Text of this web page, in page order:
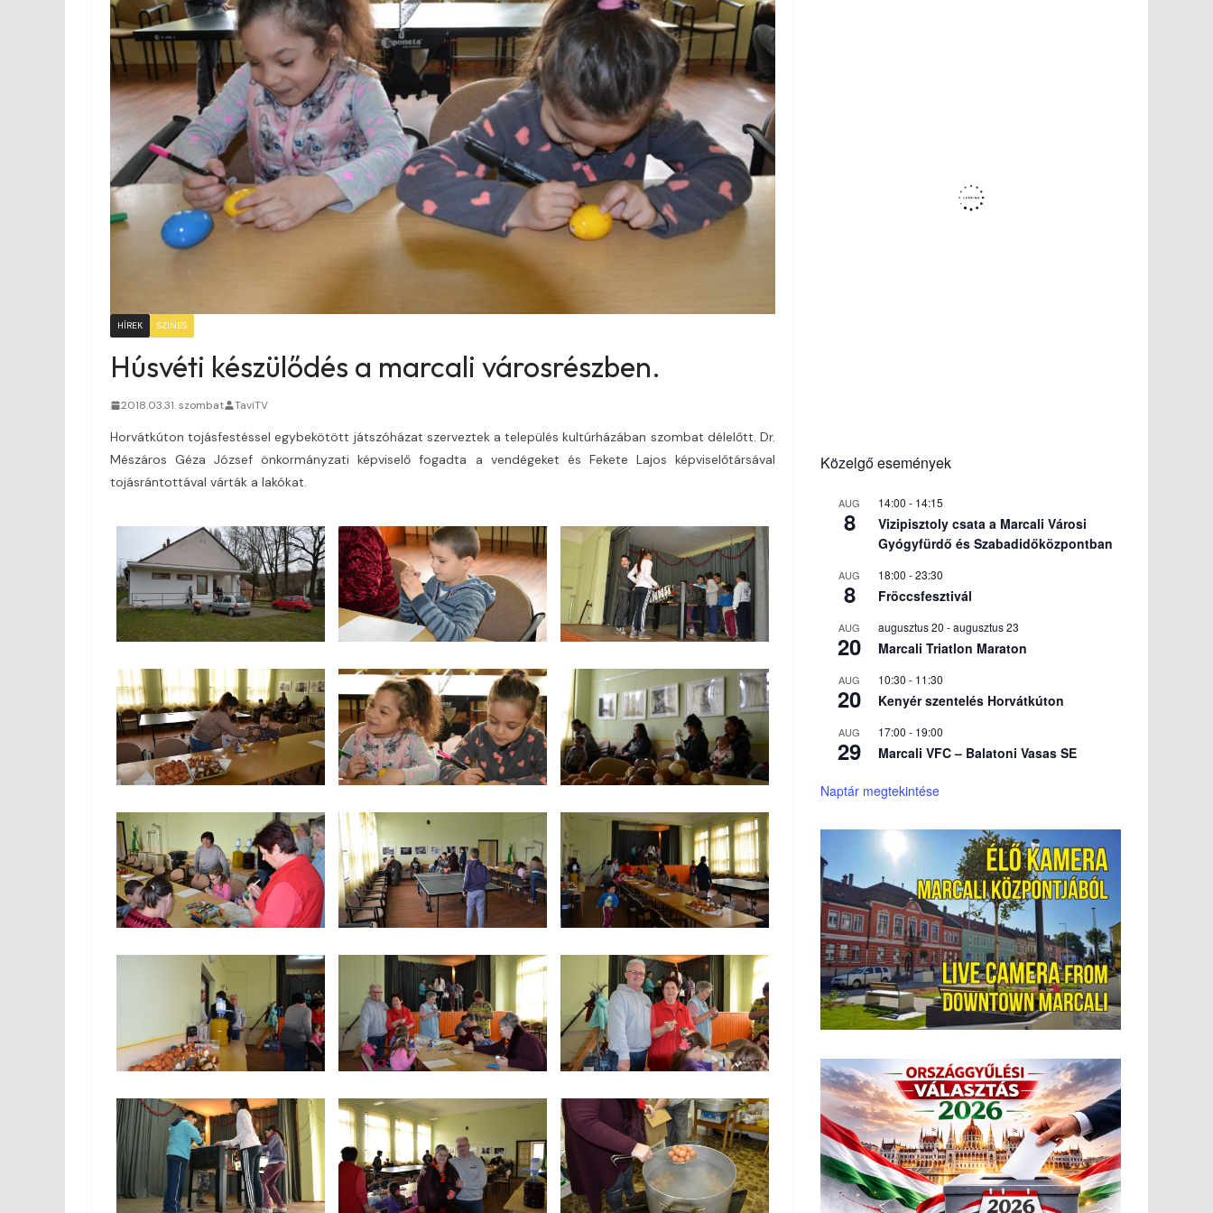
HÍREK SZINES
Húsvéti készülődés a marcali városrészben.
2018.03.31. szombat TaviTV
Horvátkúton tojásfestéssel egybekötött játszóházat szerveztek a település kultúrházában szombat délelőtt. Dr.
Mészáros Géza József önkormányzati képviselő fogadta a vendégeket és Fekete Lajos képviselőtársával
tojásrántottával várták a lakókat.
Közelgő események
AUG
8
14:00 - 14:15
Vizipisztoly csata a Marcali Városi
Gyógyfürdő és Szabadidőközpontban
AUG
8
18:00 -23:30
Fröccsfesztivál
AUG
20
augusztus 20 -augusztus 23
Marcali Triatlon Maraton
AUG
20
10:30 - 11:30
Kenyér szentelés Horvátkúton
AUG
29
17:00 - 19:00
Marcali VFC – Balatoni Vasas SE
Naptár megtekintése